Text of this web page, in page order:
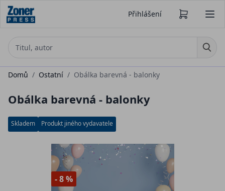
Přihlášení
Domů / Ostatní / Obálka barevná - balonky
Obálka barevná - balonky
Skladem Produkt jiného vydavatele
- 8 %